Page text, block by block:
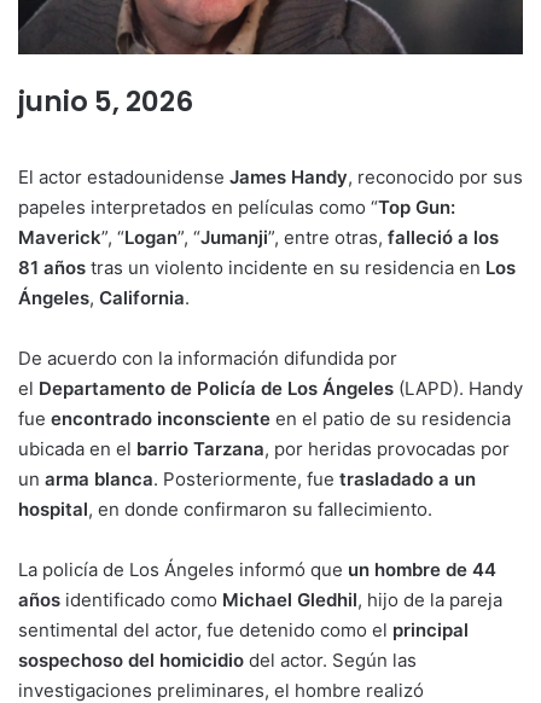
junio 5, 2026
El actor estadounidense James Handy, reconocido por sus
papeles interpretados en películas como “Top Gun:
Maverick”, “Logan”, “Jumanji”, entre otras, falleció a los
81 años tras un violento incidente en su residencia en Los
Ángeles, California.
De acuerdo con la información difundida por
el Departamento de Policía de Los Ángeles (LAPD). Handy
fue encontrado inconsciente en el patio de su residencia
ubicada en el barrio Tarzana, por heridas provocadas por
un arma blanca. Posteriormente, fue trasladado a un
hospital, en donde confirmaron su fallecimiento.
La policía de Los Ángeles informó que un hombre de 44
años identificado como Michael Gledhil, hijo de la pareja
sentimental del actor, fue detenido como el principal
sospechoso del homicidio del actor. Según las
investigaciones preliminares, el hombre realizó